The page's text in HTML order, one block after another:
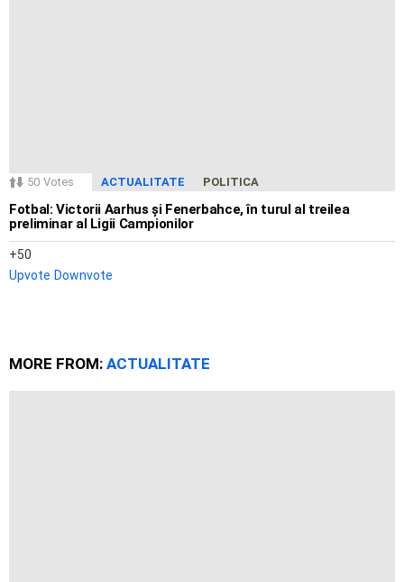
50 Votes ACTUALITATE POLITICA
Fotbal: Victorii Aarhus și Fenerbahce, în turul al treilea
preliminar al Ligii Campionilor
50
Upvote Downvote
MORE FROM: ACTUALITATE